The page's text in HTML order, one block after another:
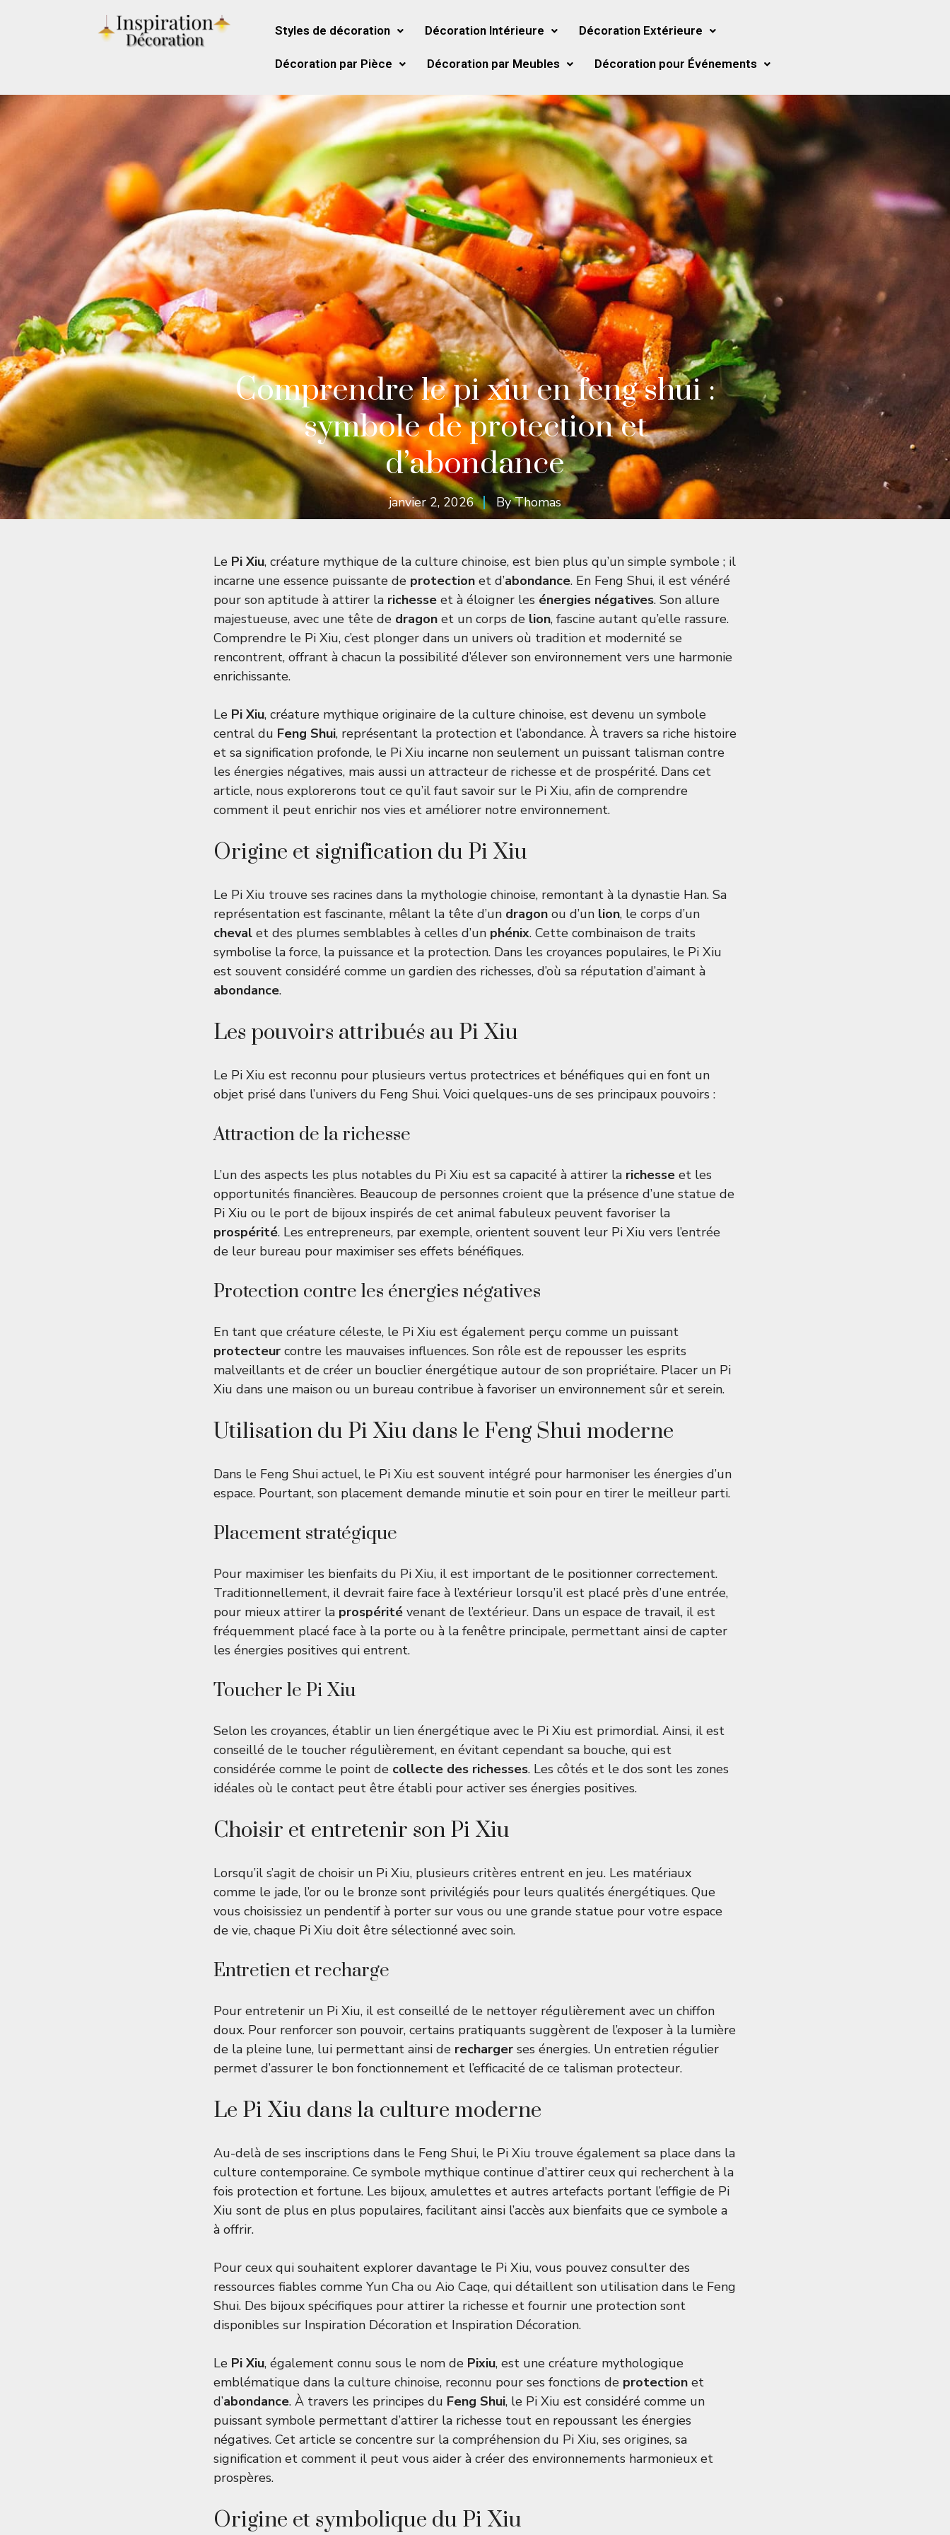
Styles de décoration Décoration Intérieure Décoration Extérieure
Décoration par Pièce Décoration par Meubles Décoration pour Événements
Comprendre le pi xiu en feng shui :
symbole de protection et
d’abondance
janvier 2, 2026 ByThomas
Le Pi Xiu, créature mythique de la culture chinoise, est bien plus qu’un simple symbole ; il
incarne une essence puissante de protection et d’abondance. En Feng Shui, il est vénéré
pour son aptitude à attirer la richesse et à éloigner les énergies négatives. Son allure
majestueuse, avec une tête de dragon et un corps de lion, fascine autant qu’elle rassure.
Comprendre le Pi Xiu, c’est plonger dans un univers où tradition et modernité se
rencontrent, offrant à chacun la possibilité d’élever son environnement vers une harmonie
enrichissante.
Le Pi Xiu, créature mythique originaire de la culture chinoise, est devenu un symbole
central du Feng Shui, représentant la protection et l’abondance. À travers sa riche histoire
et sa signification profonde, le Pi Xiu incarne non seulement un puissant talisman contre
les énergies négatives, mais aussi un attracteur de richesse et de prospérité. Dans cet
article, nous explorerons tout ce qu’il faut savoir sur le Pi Xiu, afin de comprendre
comment il peut enrichir nos vies et améliorer notre environnement.
Origine et signification du Pi Xiu
Le Pi Xiu trouve ses racines dans la mythologie chinoise, remontant à la dynastie Han. Sa
représentation est fascinante, mêlant la tête d’un dragon ou d’un lion, le corps d’un
cheval et des plumes semblables à celles d’un phénix. Cette combinaison de traits
symbolise la force, la puissance et la protection. Dans les croyances populaires, le Pi Xiu
est souvent considéré comme un gardien des richesses, d’où sa réputation d’aimant à
abondance.
Les pouvoirs attribués au Pi Xiu
Le Pi Xiu est reconnu pour plusieurs vertus protectrices et bénéfiques qui en font un
objet prisé dans l’univers du Feng Shui. Voici quelques-uns de ses principaux pouvoirs :
Attraction de la richesse
L’un des aspects les plus notables du Pi Xiu est sa capacité à attirer la richesse et les
opportunités financières. Beaucoup de personnes croient que la présence d’une statue de
Pi Xiu ou le port de bijoux inspirés de cet animal fabuleux peuvent favoriser la
prospérité. Les entrepreneurs, par exemple, orientent souvent leur Pi Xiu vers l’entrée
de leur bureau pour maximiser ses effets bénéfiques.
Protection contre les énergies négatives
En tant que créature céleste, le Pi Xiu est également perçu comme un puissant
protecteur contre les mauvaises influences. Son rôle est de repousser les esprits
malveillants et de créer un bouclier énergétique autour de son propriétaire. Placer un Pi
Xiu dans une maison ou un bureau contribue à favoriser un environnement sûr et serein.
Utilisation du Pi Xiu dans le Feng Shui moderne
Dans le Feng Shui actuel, le Pi Xiu est souvent intégré pour harmoniser les énergies d’un
espace. Pourtant, son placement demande minutie et soin pour en tirer le meilleur parti.
Placement stratégique
Pour maximiser les bienfaits du Pi Xiu, il est important de le positionner correctement.
Traditionnellement, il devrait faire face à l’extérieur lorsqu’il est placé près d’une entrée,
pour mieux attirer la prospérité venant de l’extérieur. Dans un espace de travail, il est
fréquemment placé face à la porte ou à la fenêtre principale, permettant ainsi de capter
les énergies positives qui entrent.
Toucher le Pi Xiu
Selon les croyances, établir un lien énergétique avec le Pi Xiu est primordial. Ainsi, il est
conseillé de le toucher régulièrement, en évitant cependant sa bouche, qui est
considérée comme le point de collecte des richesses. Les côtés et le dos sont les zones
idéales où le contact peut être établi pour activer ses énergies positives.
Choisir et entretenir son Pi Xiu
Lorsqu’il s’agit de choisir un Pi Xiu, plusieurs critères entrent en jeu. Les matériaux
comme le jade, l’or ou le bronze sont privilégiés pour leurs qualités énergétiques. Que
vous choisissiez un pendentif à porter sur vous ou une grande statue pour votre espace
de vie, chaque Pi Xiu doit être sélectionné avec soin.
Entretien et recharge
Pour entretenir un Pi Xiu, il est conseillé de le nettoyer régulièrement avec un chiffon
doux. Pour renforcer son pouvoir, certains pratiquants suggèrent de l’exposer à la lumière
de la pleine lune, lui permettant ainsi de recharger ses énergies. Un entretien régulier
permet d’assurer le bon fonctionnement et l’efficacité de ce talisman protecteur.
Le Pi Xiu dans la culture moderne
Au-delà de ses inscriptions dans le Feng Shui, le Pi Xiu trouve également sa place dans la
culture contemporaine. Ce symbole mythique continue d’attirer ceux qui recherchent à la
fois protection et fortune. Les bijoux, amulettes et autres artefacts portant l’effigie de Pi
Xiu sont de plus en plus populaires, facilitant ainsi l’accès aux bienfaits que ce symbole a
à offrir.
Pour ceux qui souhaitent explorer davantage le Pi Xiu, vous pouvez consulter des
ressources fiables comme Yun Cha ou Aio Caqe, qui détaillent son utilisation dans le Feng
Shui. Des bijoux spécifiques pour attirer la richesse et fournir une protection sont
disponibles sur Inspiration Décoration et Inspiration Décoration.
Le Pi Xiu, également connu sous le nom de Pixiu, est une créature mythologique
emblématique dans la culture chinoise, reconnu pour ses fonctions de protection et
d’abondance. À travers les principes du Feng Shui, le Pi Xiu est considéré comme un
puissant symbole permettant d’attirer la richesse tout en repoussant les énergies
négatives. Cet article se concentre sur la compréhension du Pi Xiu, ses origines, sa
signification et comment il peut vous aider à créer des environnements harmonieux et
prospères.
Origine et symbolique du Pi Xiu